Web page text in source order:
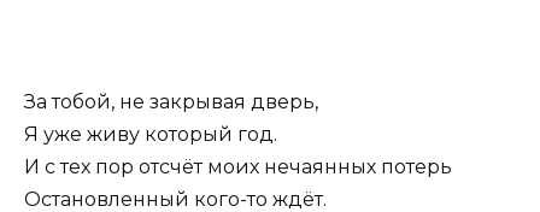
За тобой, не закрывая дверь,
Я уже живу который год.
И с тех пор отсчёт моих нечаянных потерь
Остановленный кого-то ждёт.